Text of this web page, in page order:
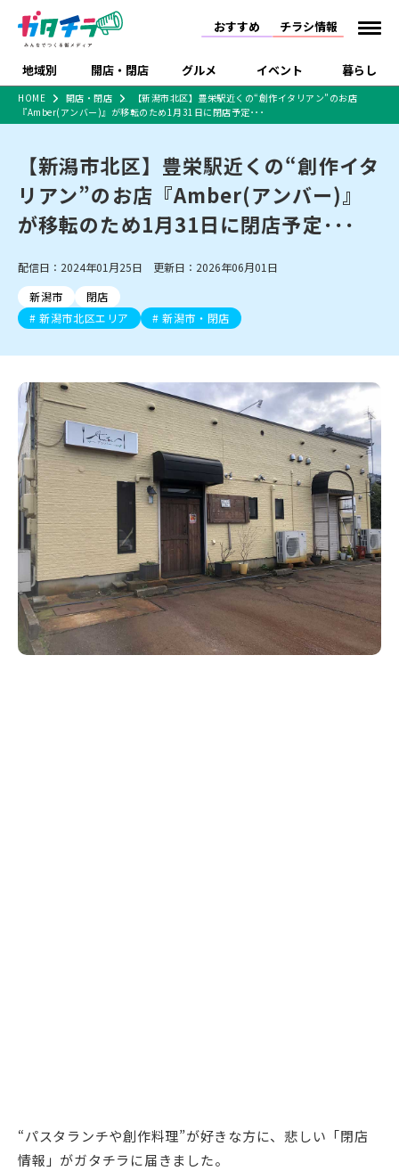
おすすめ チラシ情報
地域別 開店・閉店 グルメ イベント 暮らし
新潟市 下越
中越 上越
佐渡
新潟市中央区 新潟市東区 新潟市西区
新潟市北区
新潟市南区
新潟市江南区 新潟市秋葉区
新潟市西蒲区
村上・関川
新発田・聖籠
胎内・粟島
三条・加茂・田上
五泉・阿賀野・阿賀
燕・弥彦
長岡・見附
小千谷・十日町・津南
魚沼・南魚沼・湯沢
柏崎・刈羽・出雲崎
上越・妙高・糸魚川
開店 閉店
リニューアル・移転 休業 開店まとめ
閉店まとめ
新潟市・開店
新潟市・閉店
長岡市・開店
長岡市・閉店
ラーメン・開店
ラーメン・閉店
ラーメン 現地レポート
和食 洋食
スイーツ
ご当地グルメ 食べ歩き テイクアウト
季節・期間限定
カフェ
居酒屋・バー 焼肉
パスタ
パン・ベーカリー
タレカツ・豚カツ
デカ盛り・大盛り
旨辛・激辛
定食・町定食 海鮮・鮨
そば・うどん
日本酒・新潟清酒
ワイン・クラフトビール
ケーキ・パフェ
ビアガーデン・暑気払い
忘新年会・歓送迎会
体験・販売 祭り・伝統行事
趣味・展示会 ライブ・コンサート
スポーツ
セミナー・講演会 子ども向け 花火大会
入場無料
住宅展示場
完成見学会 学生スポーツ アルビレックス
施設・ショップ
住宅メーカー・工務
店
食品メーカー・県産
習い事・塾 アパレル・雑貨
フィットネス・ジム
観光スポット
温泉・入浴 ホテル
リラクゼーション・整体
スキー場
リユース・買取
病院・クリニック
イオンモール
ラブラ万代・ラブラ2
ビルボードプレイスBP
新潟伊勢丹
ピア万代
リバーサイド千秋
パティオPATIO
特売セール インタビュー
特集・まとめ記事
セツコママ ランキング 新潟人
キャンペーン
開店まとめ
閉店まとめ
ラーメンまとめ
飲食店まとめ
食品スーパー・コンビ
戸建住宅・マンショ
ショッピングモール・
大型施設
ドラッグストア・ホーム
センター
ファッション 生活サービス
冠婚葬祭
習い事・塾 イベント
求人
官公庁・自治体
新潟市 チラシ
長岡・見附 チラシ
上越・妙高・糸魚川 チラシ
注目 チラシ
週末セール
火曜セール
オープン・リニューアルセール
周年祭・感謝祭セール
年末・初売りセール
HOME 開店・閉店
【新潟市北区】豊栄駅近くの“創作イタリアン”のお店
『Amber(アンバー)』が移転のため1月31日に閉店予定･･･
【新潟市北区】豊栄駅近くの“創作イタ
リアン”のお店『Amber(アンバー)』
が移転のため1月31日に閉店予定･･･
配信日：2024年01月25日 更新日：2026年06月01日
新潟市
閉店
新潟市北区エリア
新潟市・閉店
“パスタランチや創作料理”が好きな方に、悲しい「閉店
情報」がガタチラに届きました。